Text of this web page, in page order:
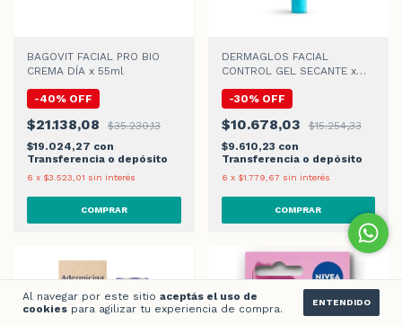
Al navegar por este sitio aceptás el uso de
cookies para agilizar tu experiencia de compra.
ENTENDIDO
BAGOVIT FACIAL PRO BIO
CREMA DÍA x 55ml
-40% OFF
$21.138,08
$35.230,13
$19.024,27 con
Transferencia o depósito
6 x $3.523,01 sin interés
DERMAGLOS FACIAL
CONTROL GEL SECANTE x
-30% OFF
$10.678,03
$15.254,33
$9.610,23 con
Transferencia o depósito
6 x $1.779,67 sin interés